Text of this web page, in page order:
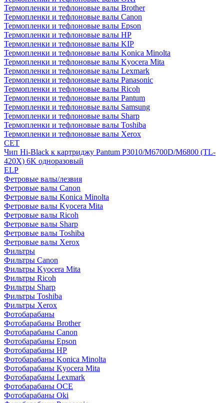
Термопленки и тефлоновые валы Brother
Термопленки и тефлоновые валы Canon
Термопленки и тефлоновые валы Epson
Термопленки и тефлоновые валы HP
Термопленки и тефлоновые валы KIP
Термопленки и тефлоновые валы Konica Minolta
Термопленки и тефлоновые валы Kyocera Mita
Термопленки и тефлоновые валы Lexmark
Термопленки и тефлоновые валы Panasonic
Термопленки и тефлоновые валы Ricoh
Термопленки и тефлоновые валы Pantum
Термопленки и тефлоновые валы Samsung
Термопленки и тефлоновые валы Sharp
Термопленки и тефлоновые валы Toshiba
Термопленки и тефлоновые валы Xerox
CET
Чип Hi-Black к картриджу Pantum P3010/M6700D/M6800 (TL-
420X) 6K одноразовый
ELP
Фетровые валы/лезвия
Фетровые валы Canon
Фетровые валы Konica Minolta
Фетровые валы Kyocera Mita
Фетровые валы Ricoh
Фетровые валы Sharp
Фетровые валы Toshiba
Фетровые валы Xerox
Фильтры
Фильтры Canon
Фильтры Kyocera Mita
Фильтры Ricoh
Фильтры Sharp
Фильтры Toshiba
Фильтры Xerox
Фотобарабаны
Фотобарабаны Brother
Фотобарабаны Canon
Фотобарабаны Epson
Фотобарабаны HP
Фотобарабаны Konica Minolta
Фотобарабаны Kyocera Mita
Фотобарабаны Lexmark
Фотобарабаны OCE
Фотобарабаны Oki